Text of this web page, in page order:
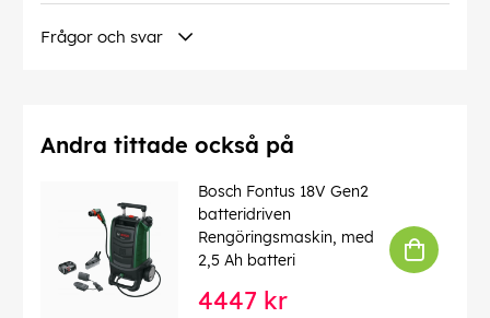
Frågor och svar
Andra tittade också på
Bosch Fontus 18V Gen2
batteridriven
Rengöringsmaskin, med
2,5 Ah batteri
4447 kr